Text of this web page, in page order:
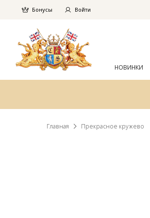
Бонусы Войти
НОВИНКИ
Главная Прекрасное кружево